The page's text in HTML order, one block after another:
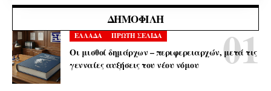
ΔΗΜΟΦΙΛΉ
ΕΛΛΑΔΑ ΠΡΩΤΗ ΣΕΛΙΔΑ
Οι μισθοί δημάρχων – περιφερειαρχών, μετά τις
γενναίες αυξήσεις του νέου νόμου